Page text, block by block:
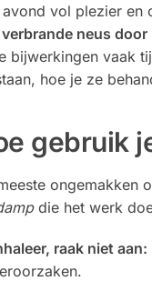
avond vol plezier en
verbrande neus door
bijwerkingen vaak
hoe je ze
gebruik
ongemakken
die het werk
raak niet aan: